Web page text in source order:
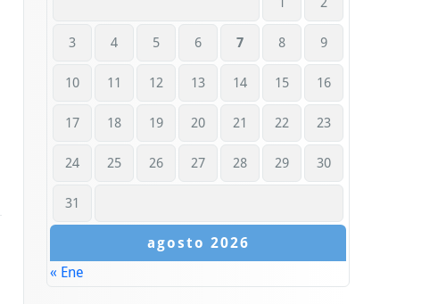
agosto 2026
3 4 5 6 7 8 9
10 11 12 13 14 15 16
17 18 19 20 21 22 23
24 25 26 27 28 29 30
31
« Ene